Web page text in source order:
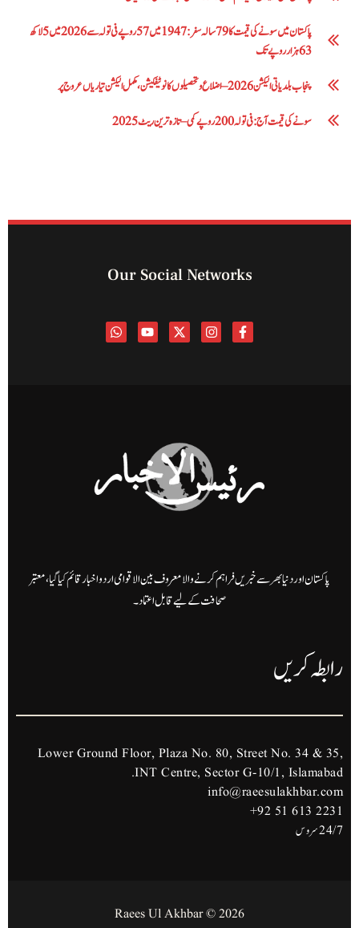
پاکستان میں سونے کی قیمت کا 79 سالہ سفر: 1947 میں 57 روپے فی تولہ سے 2026 میں 5 لاکھ
63 ہزار روپے تک
پنجاب بلدیاتی الیکشن 2026 – اضلاع و تحصیلوں کا نوٹیفکیشن، مکمل الیکشن تیاریاں عروج پر
سونے کی قیمت آج: فی تولہ 200 روپے کمی – تازہ ترین ریٹ 2025
Our Social Networks
پاکستان اور دنیا بھر سے خبریں فراہم کرنے والا معروف بین الاقوامی اردو اخبار قائم کیا گیا، معتبر
صحافت کے لیے قابل اعتماد۔
رابطہ کریں
Lower Ground Floor, Plaza No. 80, Street No. 34 & 35,
INT Centre, Sector G-10/1, Islamabad.
info@raeesulakhbar.com
+92 51 613 2231
24/7 سروس
2026 © Raees Ul Akhbar